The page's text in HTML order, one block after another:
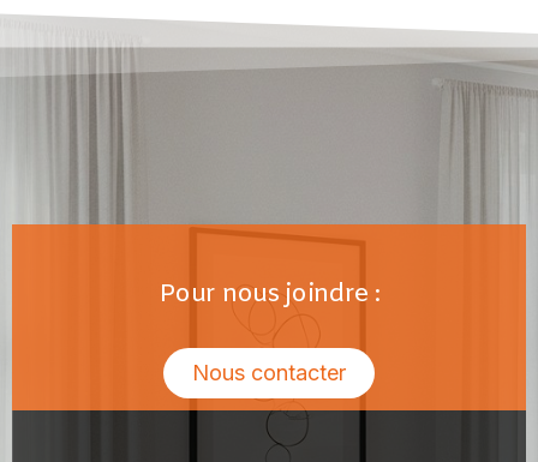
Pour nous joindre :
Nous contacter